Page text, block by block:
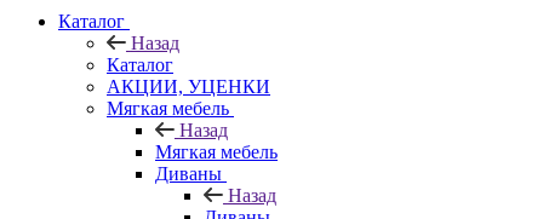
Каталог
Назад
Каталог
АКЦИИ, УЦЕНКИ
Мягкая мебель
Назад
Мягкая мебель
Диваны
Назад